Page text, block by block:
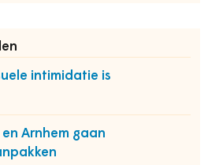
intimidatie is
Arnhem gaan